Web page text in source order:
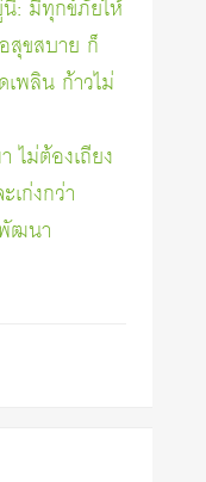
: มีทุกข์ภัยให้
สุขสบาย ก็
เพลิน ก้าวไม่
ไม่ต้องเถียง
เก่งกว่า
ฒนา